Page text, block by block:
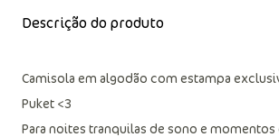
Camisola em algodão com estampa